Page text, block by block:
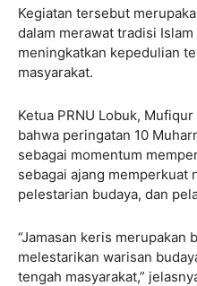
Kegiatan tersebut
dalam merawat tradisi
meningkatkan kepedulian
masyarakat.
Ketua PRNU Lobuk,
bahwa peringatan 10
sebagai momentum
sebagai ajang memperkuat
pelestarian budaya, dan
“Jamasan keris merupakan
melestarikan warisan
tengah masyarakat,”